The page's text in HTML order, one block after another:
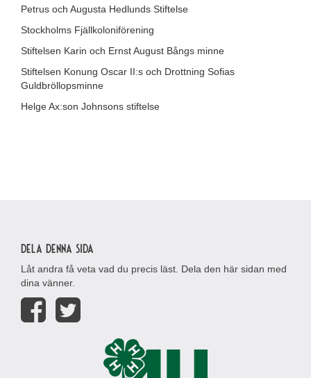
Petrus och Augusta Hedlunds Stiftelse
Stockholms Fjällkoloniförening
Stiftelsen Karin och Ernst August Bångs minne
Stiftelsen Konung Oscar II:s och Drottning Sofias
Guldbröllopsminne
Helge Ax:son Johnsons stiftelse
Dela denna sida
Låt andra få veta vad du precis läst. Dela den här sidan med
dina vänner.